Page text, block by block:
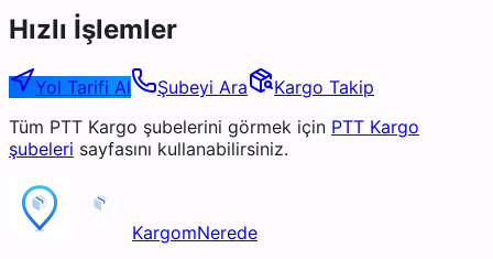
Hızlı İşlemler
Yol Tarifi Al Şubeyi Ara
Kargo Takip
Tüm PTT Kargo şubelerini görmek için PTT Kargo
şubeleri sayfasını kullanabilirsiniz.
KargomNerede